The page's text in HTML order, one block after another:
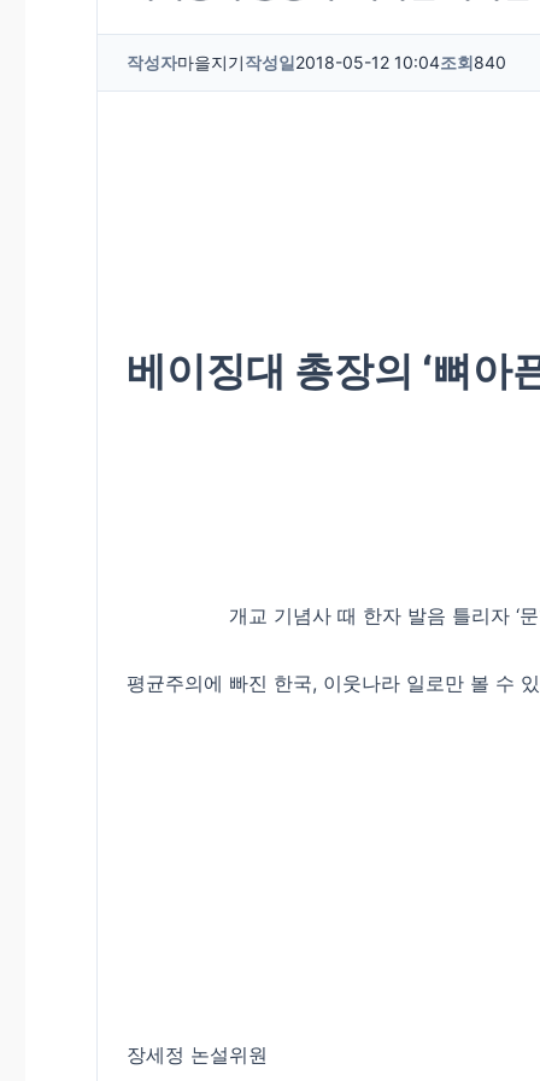
작성자마을지기작성일2018-05-12 10:04조회840
베이징대 총장의 ‘뼈아
개교 기념사 때 한자 발음 틀리자 ‘문혁
평균주의에 빠진 한국, 이웃나라 일로만 볼 수
장세정 논설위원